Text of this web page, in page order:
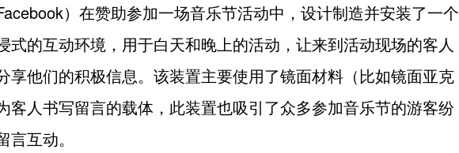
）在赞助参加一场音乐节活动中，设计制造并安装了一个
式的互动环境，用于白天和晚上的活动，让来到活动现场的客人
享他们的积极信息。该装置主要使用了镜面材料（比如镜面亚克
客人书写留言的载体，此装置也吸引了众多参加音乐节的游客纷
言互动。